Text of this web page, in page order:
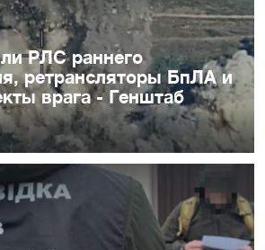
РЛС раннего
ретрансляторы БпЛА и
врага - Генштаб